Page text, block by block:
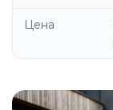
Цена